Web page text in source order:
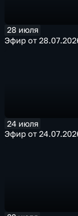
28 июля
Эфир от
24 июля
Эфир от